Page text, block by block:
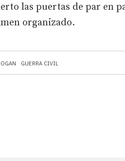
GUERRA CIVIL
las puertas de par en
organizado.